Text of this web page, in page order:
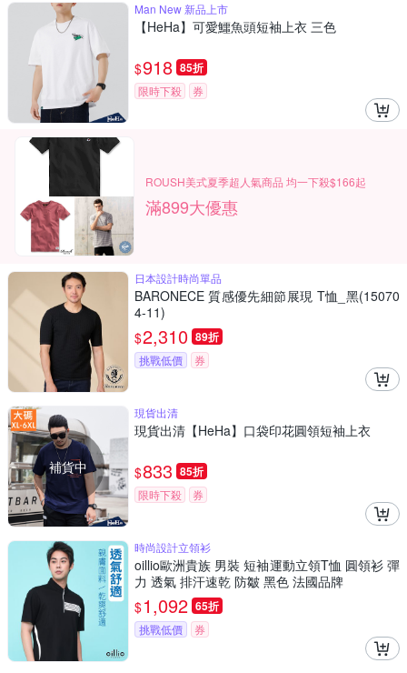
Man New 新品上市
【HeHa】可愛鱷魚頭短袖上衣 三色
$918 85折
限時下殺 券
ROUSH美式夏季超人氣商品 均一下殺$166起
滿899大優惠
日本設計時尚單品
BARONECE 質感優先細節展現 T恤_黑(15070
4-11)
$2,310 89折
挑戰低價 券
補貨中
現貨出清
現貨出清【HeHa】口袋印花圓領短袖上衣
$833 85折
限時下殺 券
時尚設計立領衫
oillio歐洲貴族 男裝 短袖運動立領T恤 圓領衫 彈
力 透氣 排汗速乾 防皺 黑色 法國品牌
$1,092 65折
挑戰低價 券